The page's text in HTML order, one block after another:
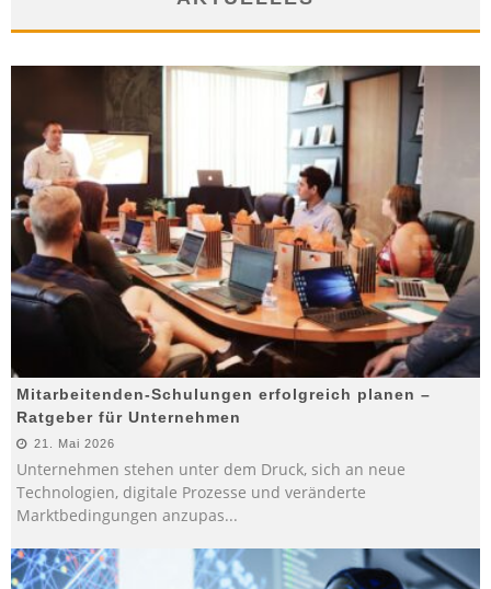
Mitarbeitenden-Schulungen erfolgreich planen –
Ratgeber für Unternehmen
21. Mai 2026
Unternehmen stehen unter dem Druck, sich an neue
Technologien, digitale Prozesse und veränderte
Marktbedingungen anzupas...